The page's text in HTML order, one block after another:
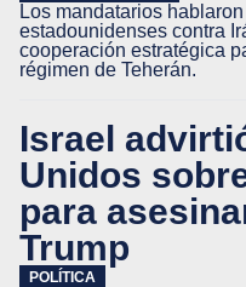
Los mandatarios
estadounidenses contra
cooperación estratégica
régimen de Teherán.
Israel
Unidos
para
Trump
POLÍTICA